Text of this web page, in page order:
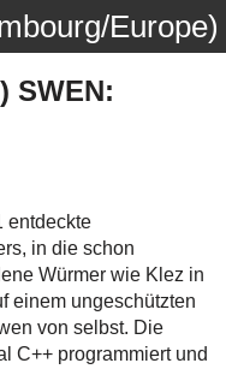
Europe)
SWEN:
entdeckte
in die schon
Würmer wie Klez in
einem ungeschützten
von selbst. Die
C++ programmiert und